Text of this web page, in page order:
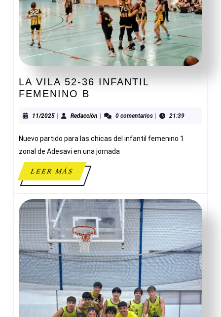
LA VILA 52-36 INFANTIL
FEMENINO B
52-
INFANTIL
FEMENINO
B
11/202511/2025Redacción Redacción0 comentarios 21:39
Nuevo partido para las chicas del infantil femenino 1
zonal de Adesavi en una jornada
LEER MÁSLEER
MÁS